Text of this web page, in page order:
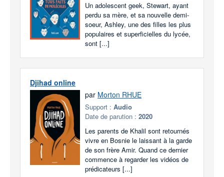
Un adolescent geek, Stewart, ayant
perdu sa mère, et sa nouvelle demi-
soeur, Ashley, une des filles les plus
populaires et superficielles du lycée,
sont [...]
Djihad online
par Morton RHUE
Support : Audio
Date de parution : 2020
Les parents de Khalil sont retournés
vivre en Bosnie le laissant à la garde
de son frère Amir. Quand ce dernier
commence à regarder les vidéos de
prédicateurs [...]